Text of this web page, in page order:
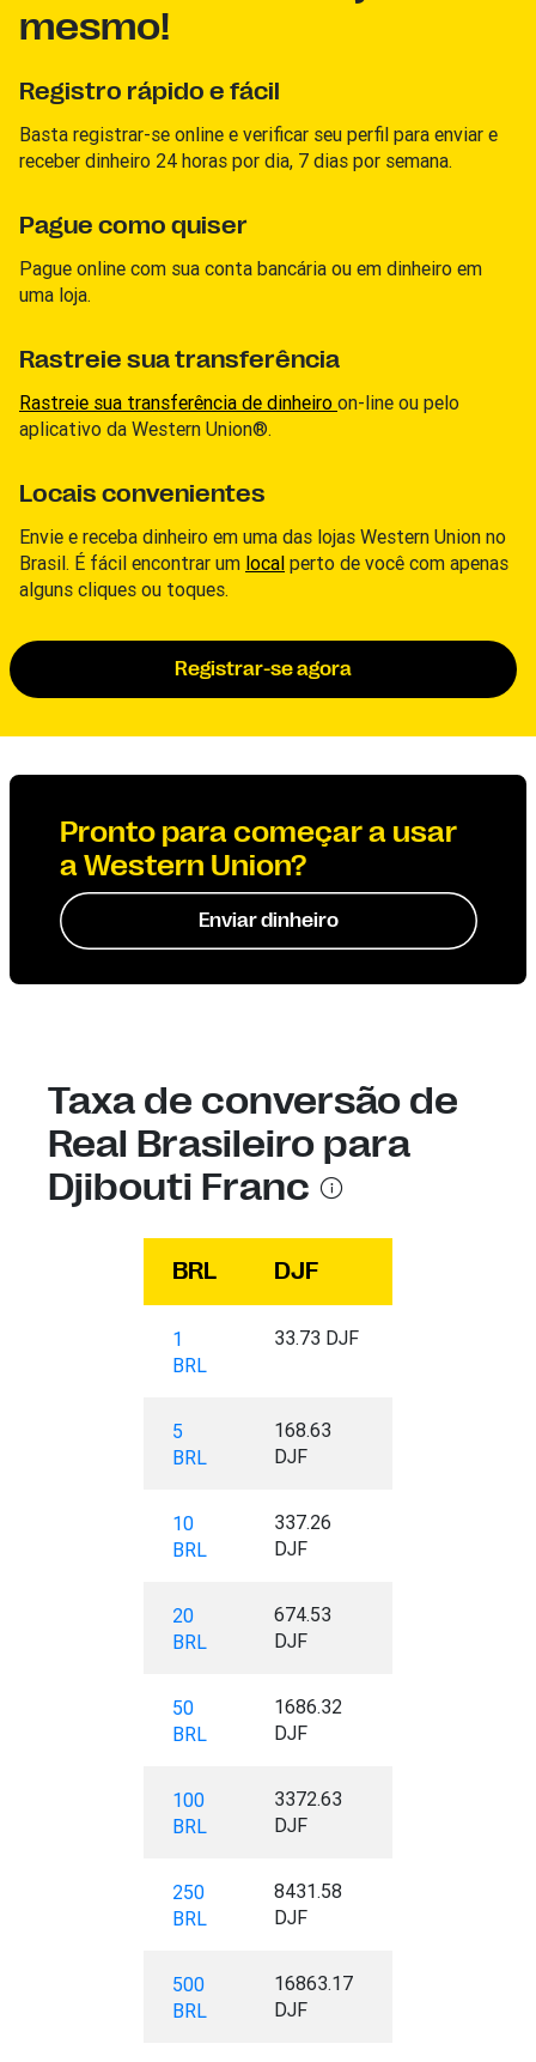
mesmo!
Registro rápido e fácil
Basta registrar-se online e verificar seu perfil para enviar e
receber dinheiro 24 horas por dia, 7 dias por semana.
Pague como quiser
Pague online com sua conta bancária ou em dinheiro em
uma loja.
Rastreie sua transferência
Rastreie sua transferência de dinheiro on-line ou pelo
aplicativo da Western Union®.
Locais convenientes
Envie e receba dinheiro em uma das lojas Western Union no
Brasil. É fácil encontrar um local perto de você com apenas
alguns cliques ou toques.
Registrar-se agora
Pronto para começar a usar
a Western Union?
Enviar dinheiro
Taxa de conversão de
Real Brasileiro para
Djibouti Franc
BRL DJF
1
BRL
33.73 DJF
5
BRL
168.63
DJF
10
BRL
337.26
DJF
20
BRL
674.53
DJF
50
BRL
1686.32
DJF
100
BRL
3372.63
DJF
250
BRL
8431.58
DJF
500
BRL
16863.17
DJF